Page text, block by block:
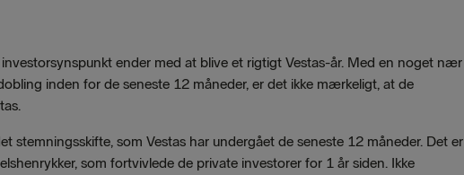
ender med at blive et rigtigt Vestas-år. Med en noget nær
inden for de seneste 12 måneder, er det ikke mærkeligt, at de
stemningsskifte, som Vestas har undergået de seneste 12 måneder. Det er
som fortvivlede de private investorer for 1 år siden. Ikke